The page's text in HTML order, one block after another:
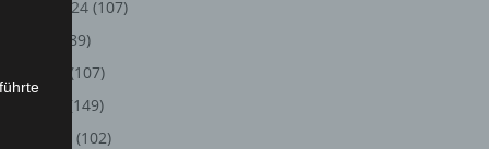
August 2024 (107)
(89)
(107)
(149)
(102)